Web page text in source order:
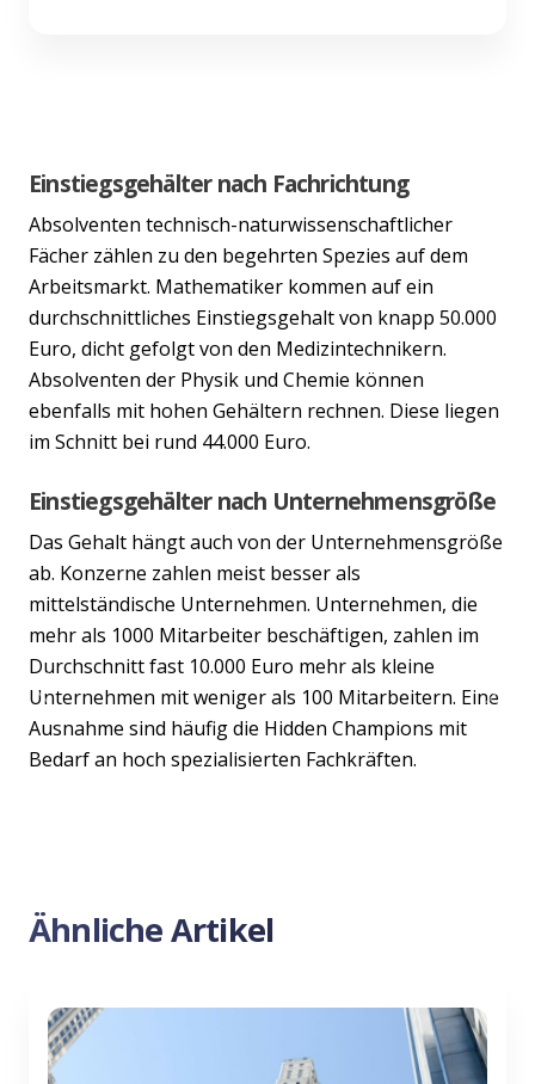
Previous Next
Einstiegsgehälter nach Fachrichtung
Absolventen technisch-naturwissenschaftlicher
Fächer zählen zu den begehrten Spezies auf dem
Arbeitsmarkt. Mathematiker kommen auf ein
durchschnittliches Einstiegsgehalt von knapp 50.000
Euro, dicht gefolgt von den Medizintechnikern.
Absolventen der Physik und Chemie können
ebenfalls mit hohen Gehältern rechnen. Diese liegen
im Schnitt bei rund 44.000 Euro.
Einstiegsgehälter nach Unternehmensgröße
Das Gehalt hängt auch von der Unternehmensgröße
ab. Konzerne zahlen meist besser als
mittelständische Unternehmen. Unternehmen, die
mehr als 1000 Mitarbeiter beschäftigen, zahlen im
Durchschnitt fast 10.000 Euro mehr als kleine
Unternehmen mit weniger als 100 Mitarbeitern. Eine
Ausnahme sind häufig die Hidden Champions mit
Bedarf an hoch spezialisierten Fachkräften.
Ähnliche Artikel